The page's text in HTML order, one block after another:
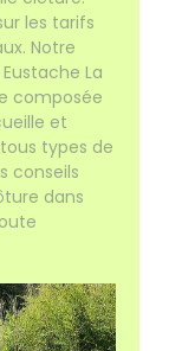
les tarifs
Notre
La
composée
et
types de
conseils
dans